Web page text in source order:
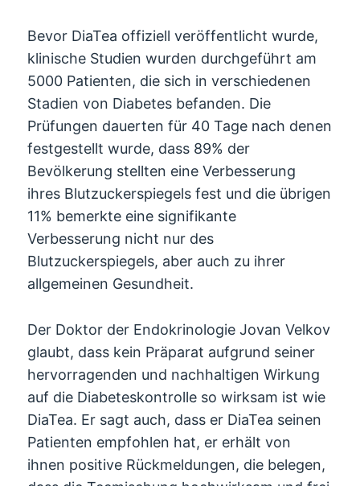
Bevor DiaTea offiziell veröffentlicht wurde,
klinische Studien wurden durchgeführt am
5000 Patienten, die sich in verschiedenen
Stadien von Diabetes befanden. Die
Prüfungen dauerten für 40 Tage nach denen
festgestellt wurde, dass 89% der
Bevölkerung stellten eine Verbesserung
ihres Blutzuckerspiegels fest und die übrigen
11% bemerkte eine signifikante
Verbesserung nicht nur des
Blutzuckerspiegels, aber auch zu ihrer
allgemeinen Gesundheit.
Der Doktor der Endokrinologie Jovan Velkov
glaubt, dass kein Präparat aufgrund seiner
hervorragenden und nachhaltigen Wirkung
auf die Diabeteskontrolle so wirksam ist wie
DiaTea. Er sagt auch, dass er DiaTea seinen
Patienten empfohlen hat, er erhält von
ihnen positive Rückmeldungen, die belegen,